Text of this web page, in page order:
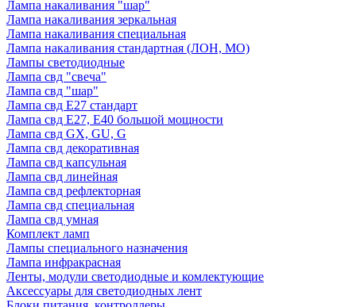
Лампа накаливания "шар"
Лампа накаливания зеркальная
Лампа накаливания специальная
Лампа накаливания стандартная (ЛОН, МО)
Лампы светодиодные
Лампа свд "свеча"
Лампа свд "шар"
Лампа свд E27 стандарт
Лампа свд E27, Е40 большой мощности
Лампа свд GX, GU, G
Лампа свд декоративная
Лампа свд капсульная
Лампа свд линейная
Лампа свд рефлекторная
Лампа свд специальная
Лампа свд умная
Комплект ламп
Лампы специального назначения
Лампа инфракрасная
Ленты, модули светодиодные и комлектующие
Аксессуары для светодиодных лент